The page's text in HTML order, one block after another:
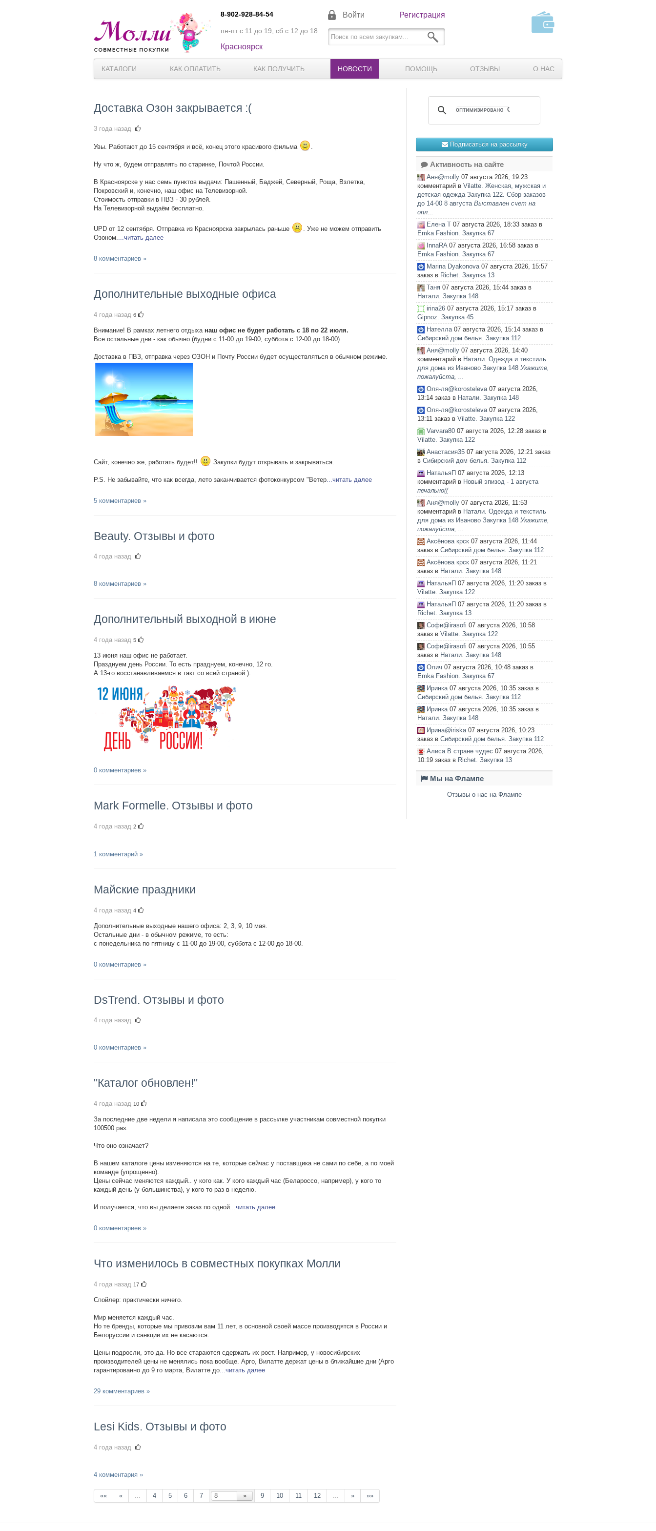
8-902-928-84-54
пн-пт с 11 до 19, сб с 12 до 18
Красноярск
Войти Регистрация
КАТАЛОГИ КАК ОПЛАТИТЬ КАК ПОЛУЧИТЬ НОВОСТИ ПОМОЩЬ ОТЗЫВЫ О НАС
Доставка Озон закрывается :(
3 года назад
Увы. Работают до 15 сентября и всё, конец этого красивого фильма
Ну что ж, будем отправлять по старинке, Почтой России.
В Красноярске у нас семь пунктов выдачи: Пашенный, Баджей, Северный, Роща, Взлетка,
Покровский и, конечно, наш офис на Телевизорной.
Стоимость отправки в ПВЗ - 30 рублей.
На Телевизорной выдаём бесплатно.
UPD от 12 сентября. Отправка из Красноярска закрылась раньше
. Уже не можем отправить
Озоном.
...читать далее
8 комментариев »
Дополнительные выходные офиса
4 года назад 6
Внимание! В рамках летнего отдыха наш офис не будет работать с 18 по 22 июля.
Все остальные дни - как обычно (будни с 11-00 до 19-00, суббота с 12-00 до 18-00).
Доставка в ПВЗ, отправка через ОЗОН и Почту России будет осуществляться в обычном режиме.
Сайт, конечно же, работать будет!! Закупки будут открывать и закрываться.
P.S. Не забывайте, что как всегда, лето заканчивается фотоконкурсом "Ветер ...читать далее
5 комментариев »
Beauty. Отзывы и фото
4 года назад
8 комментариев »
Дополнительный выходной в июне
4 года назад 5
13 июня наш офис не работает.
Празднуем день России. То есть празднуем, конечно, 12 го.
А 13-го восстанавливаемся в такт со всей страной ).
0 комментариев »
Mark Formelle. Отзывы и фото
4 года назад 2
1 комментарий »
Майские праздники
4 года назад 4
Дополнительные выходные нашего офиса: 2, 3, 9, 10 мая.
Остальные дни - в обычном режиме, то есть:
с понедельника по пятницу с 11-00 до 19-00, суббота с 12-00 до 18-00.
0 комментариев »
DsTrend. Отзывы и фото
4 года назад
0 комментариев »
"Каталог обновлен!"
4 года назад 10
За последние две недели я написала это сообщение в рассылке участникам совместной покупки
100500 раз.
Что оно означает?
В нашем каталоге цены изменяются на те, которые сейчас у поставщика не сами по себе, а по моей
команде (упрощенно).
Цены сейчас меняются каждый.. у кого как. У кого каждый час (Белароссо, например), у кого то
каждый день (у большинства), у кого то раз в неделю.
И получается, что вы делаете заказ по одной...читать далее
0 комментариев »
Что изменилось в совместных покупках Молли
4 года назад 17
Спойлер: практически ничего.
Мир меняется каждый час.
Но те бренды, которые мы привозим вам 11 лет, в основной своей массе производятся в России и
Белоруссии и санкции их не касаются.
Цены подросли, это да. Но все стараются сдержать их рост. Например, у новосибирских
производителей цены не менялись пока вообще. Арго, Вилатте держат цены в ближайшие дни (Арго
гарантированно до 9 го марта, Вилатте до ...читать далее
29 комментариев »
Lesi Kids. Отзывы и фото
4 года назад
4 комментария »
«« « 4 5 6 7 » 9 10 11 12 » »»
Подписаться на рассылку
Активность на сайте
Аня@molly 07 августа 2026, 19:23
комментарий в Vilatte. Женская, мужская и
детская одежда Закупка 122. Сбор заказов
до 14-00 8 августа Выставлен счет на
опл...
Елена Т 07 августа 2026, 18:33 заказ в
Emka Fashion. Закупка 67
InnaRA07 августа 2026, 16:58 заказ в
Emka Fashion. Закупка 67
Marina Dyakonova07 августа 2026, 15:57
заказ в Richet. Закупка 13
Таня 07 августа 2026, 15:44 заказ в
Натали. Закупка 148
irina26 07 августа 2026, 15:17 заказ в
Gipnoz. Закупка 45
Нателла07 августа 2026, 15:14 заказ в
Сибирский дом белья. Закупка 112
Аня@molly 07 августа 2026, 14:40
комментарий в Натали. Одежда и текстиль
для дома из Иваново Закупка 148 Укажите,
пожалуйста, ...
Оля-ля@korosteleva07 августа 2026,
13:14 заказ в Натали. Закупка 148
Оля-ля@korosteleva07 августа 2026,
13:11 заказ в Vilatte. Закупка 122
Varvara80 07 августа 2026, 12:28 заказ в
Vilatte. Закупка 122
Анастасия35 07 августа 2026, 12:21 заказ
в Сибирский дом белья. Закупка 112
НатальяП 07 августа 2026, 12:13
комментарий в Новый эпизод - 1 августа
печально((
Аня@molly 07 августа 2026, 11:53
комментарий в Натали. Одежда и текстиль
для дома из Иваново Закупка 148 Укажите,
пожалуйста, ...
Аксёнова крск 07 августа 2026, 11:44
заказ в Сибирский дом белья. Закупка 112
Аксёнова крск 07 августа 2026, 11:21
заказ в Натали. Закупка 148
НатальяП 07 августа 2026, 11:20 заказ в
Vilatte. Закупка 122
НатальяП 07 августа 2026, 11:20 заказ в
Richet. Закупка 13
Софи@irasofi 07 августа 2026, 10:58
заказ в Vilatte. Закупка 122
Софи@irasofi 07 августа 2026, 10:55
заказ в Натали. Закупка 148
Олич 07 августа 2026, 10:48 заказ в
Emka Fashion. Закупка 67
Иринка07 августа 2026, 10:35 заказ в
Сибирский дом белья. Закупка 112
Иринка07 августа 2026, 10:35 заказ в
Натали. Закупка 148
Ирина@iriska07 августа 2026, 10:23
заказ в Сибирский дом белья. Закупка 112
Алиса В стране чудес 07 августа 2026,
10:19 заказ в Richet. Закупка 13
Мы на Флампе
Отзывы о нас на Флампе